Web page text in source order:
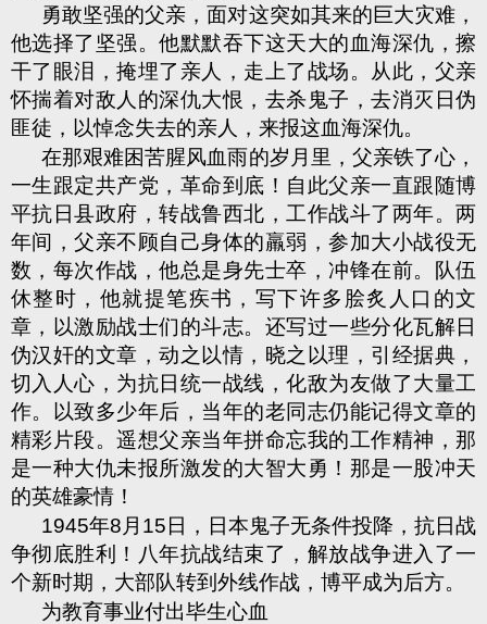
勇敢坚强的父亲，面对这突如其来的巨大灾难，
他选择了坚强。他默默吞下这天大的血海深仇，擦
干了眼泪，掩埋了亲人，走上了战场。从此，父亲
怀揣着对敌人的深仇大恨，去杀鬼子，去消灭日伪
匪徒，以悼念失去的亲人，来报这血海深仇。
在那艰难困苦腥风血雨的岁月里，父亲铁了心，
一生跟定共产党，革命到底！自此父亲一直跟随博
平抗日县政府，转战鲁西北，工作战斗了两年。两
年间，父亲不顾自己身体的羸弱，参加大小战役无
数，每次作战，他总是身先士卒，冲锋在前。队伍
休整时，他就提笔疾书，写下许多脍炙人口的文
章，以激励战士们的斗志。还写过一些分化瓦解日
伪汉奸的文章，动之以情，晓之以理，引经据典，
切入人心，为抗日统一战线，化敌为友做了大量工
作。以致多少年后，当年的老同志仍能记得文章的
精彩片段。遥想父亲当年拼命忘我的工作精神，那
是一种大仇未报所激发的大智大勇！那是一股冲天
的英雄豪情！
1945年8 月 15 日，日本鬼子无条件投降，抗日战
争彻底胜利！八年抗战结束了，解放战争进入了一
个新时期，大部队转到外线作战，博平成为后方。
为教育事业付出毕生心血